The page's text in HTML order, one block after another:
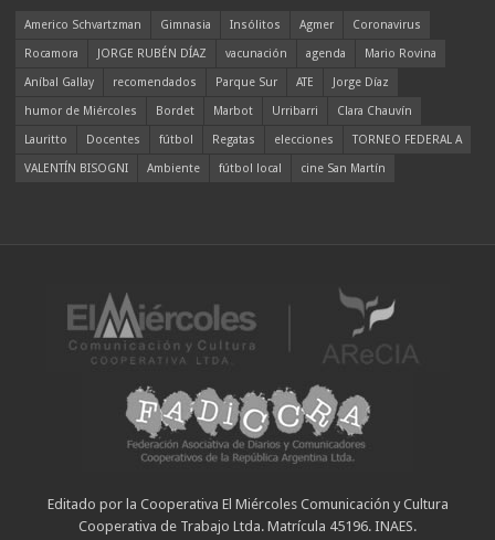
Americo Schvartzman Gimnasia Insólitos Agmer
Coronavirus
Rocamora
JORGE RUBÉN DÍAZ vacunación agenda
Mario Rovina
Aníbal Gallay
recomendados Parque Sur ATE
Jorge Díaz
humor de Miércoles
Bordet Marbot Urribarri
Clara Chauvín
Lauritto
Docentes fútbol Regatas elecciones
TORNEO FEDERAL A
VALENTÍN BISOGNI
Ambiente fútbol local cine San Martín
Editado por la Cooperativa El Miércoles Comunicación y Cultura
Cooperativa de Trabajo Ltda. Matrícula 45196. INAES.